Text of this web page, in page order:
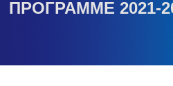
ПРОГРАММЕ 2021-